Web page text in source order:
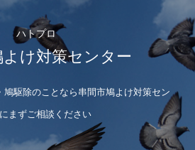
ハトプロ
け対策センター
鳩駆除のことなら串間市鳩よけ対策セン
まずご相談ください